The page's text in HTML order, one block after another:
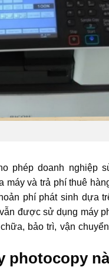
phép doanh nghiệp
máy và trả phí thuê
phí phát sinh dựa
được sử dụng máy
bảo trì, vận
photocopy